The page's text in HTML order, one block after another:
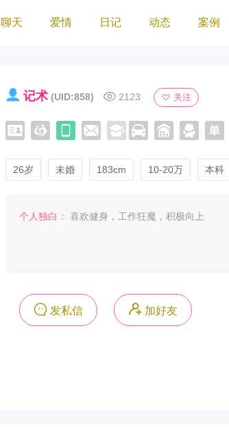
聊天 爱情 日记 动态 案例
记术 (UID:858) 2123 关注
26岁 未婚 183cm 10-20万 本科
个人独白： 喜欢健身，工作狂魔，积极向上
发私信 加好友